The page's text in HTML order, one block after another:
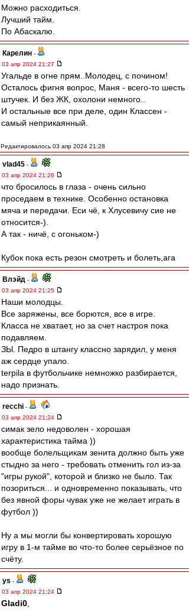
Можно расходиться.
Лучший тайм.
По Абаскалю.
Карелин -
03 апр 2024 21:27
Угальде в огне прям..Молодец, с почином!
Осталось фигня вопрос, Маня - всего-то шесть
штучек. И без ЖК, охолони немного..
И остальные все при деле, один Классен -
самый неприкаянный.
Редактировалось 03 апр 2024 21:28
vlad45 -
03 апр 2024 21:26
что бросилось в глаза - очень сильно
проседаем в технике. Особенно остановка
мяча и передачи. Еси чё, к Хлусевичу сие не
относится-).
А так - ничё, с огоньком-)
Кубок пока есть резон смотреть и болеть,ага
Влэйд -
03 апр 2024 21:25
Наши молодцы.
Все заряжены, все борются, все в игре.
Класса не хватает, но за счет настроя пока
подавляем.
ЗЫ. Педро в штангу классно зарядил, у меня
аж сердце упало.
terpila в футбольчике немножко разбирается,
надо признать.
recchi -
03 апр 2024 21:24
симак зело недоволен - хорошая
характеристика тайма ))
вообще болельщикам зенита должно быть уже
стыдно за него - требовать отменить гол из-за
"игры рукой", которой и близко не было. Так
позориться... и одновременно показывать, что
без явной форы чувак уже не желает играть в
футбол ))
Ну а мы могли бы конвертировать хорошую
игру в 1-м тайме во что-то более серьёзное по
счёту.
ys -
03 апр 2024 21:24
Gladi0